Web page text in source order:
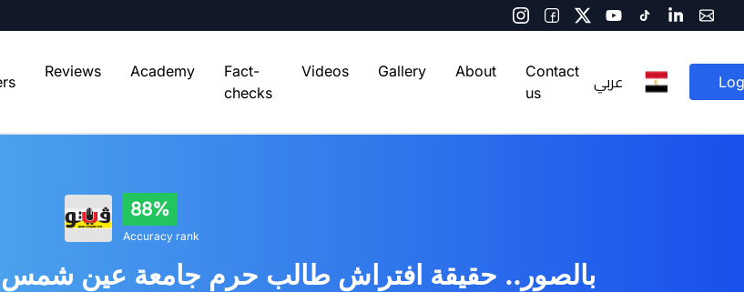
Reviews Academy
Fact-
checks
Videos Gallery About
Contact
us
عربي
88%
Accuracy rank
بالصور.. حقيقة افتراش طالب حرم جامعة عين شمس